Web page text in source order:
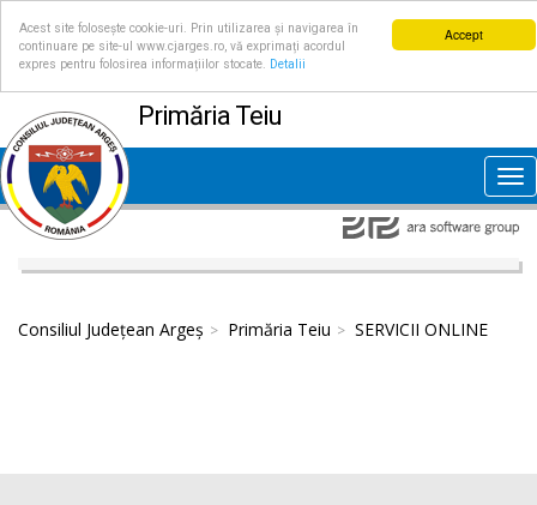
Accept
Acest site folosește cookie-uri. Prin utilizarea și navigarea în
continuare pe site-ul www.cjarges.ro, vă exprimați acordul
expres pentru folosirea informațiilor stocate.
Detalii
Primăria Teiu
Consiliul Județean Argeș Primăria Teiu SERVICII ONLINE